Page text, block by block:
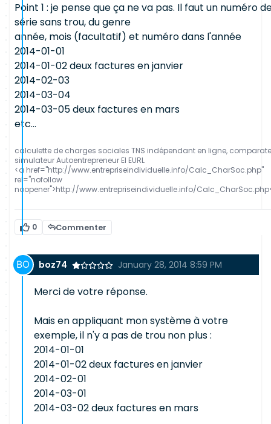
Point 1 : je pense que ça ne va pas. Il faut un numéro
série sans trou, du genre
année, mois (facultatif) et numéro dans l'année
2014-01-01
2014-01-02 deux factures en janvier
2014-02-03
2014-03-04
2014-03-05 deux factures en mars
etc...
calculette de charges sociales TNS indépendant en ligne,
simulateur Autoentrepreneur EI EURL
<a href="http://www.entrepriseindividuelle.info/Calc_CharSoc.php"
rel="nofollow
noopener">http://www.entrepriseindividuelle.info/
0 Commenter
boz74 January 28, 2014 8:59 PM
Merci de votre réponse.
Mais en appliquant mon système à votre
exemple, il n'y a pas de trou non plus :
2014-01-01
2014-01-02 deux factures en janvier
2014-02-01
2014-03-01
2014-03-02 deux factures en mars